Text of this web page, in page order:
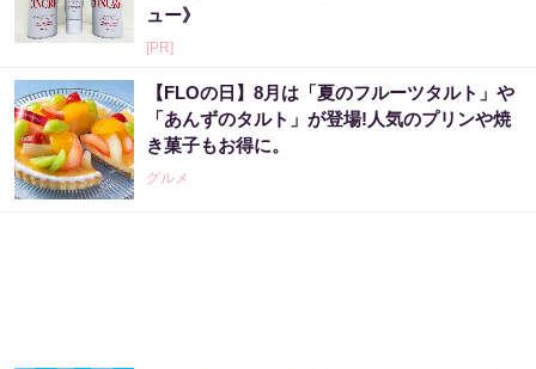
ュー》
[PR]
【FLOの日】8月は「夏のフルーツタルト」や
「あんずのタルト」が登場!人気のプリンや焼
き菓子もお得に。
グルメ